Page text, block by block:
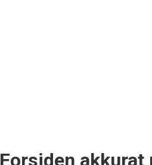
Forsiden akkurat